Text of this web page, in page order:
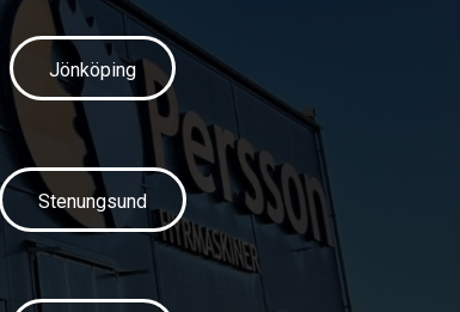
Jönköping
Stenungsund